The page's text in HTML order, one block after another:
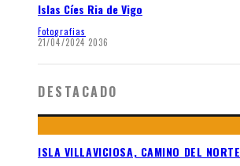
Islas Cíes Ria de Vigo
Fotografias
21/04/2024 2036
DESTACADO
ISLA VILLAVICIOSA, CAMINO DEL NORTE